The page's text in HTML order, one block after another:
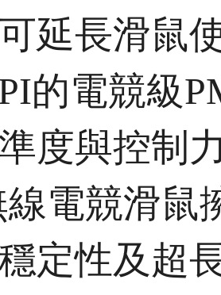
延長滑鼠
的電競級
度與控制
線電競滑鼠
定性及超